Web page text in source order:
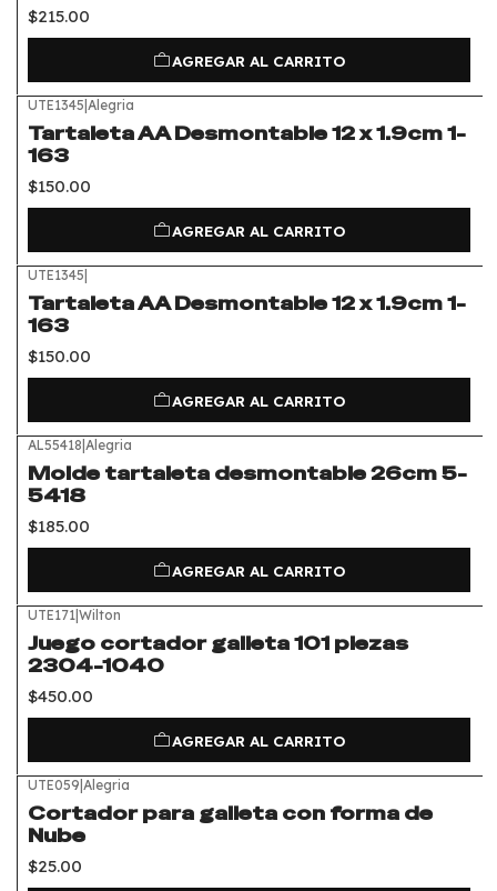
$215.00
AGREGAR AL CARRITO
UTE1345|Alegria
Tartaleta AA Desmontable 12 x 1.9cm 1-
163
$150.00
AGREGAR AL CARRITO
UTE1345|
Tartaleta AA Desmontable 12 x 1.9cm 1-
163
$150.00
AGREGAR AL CARRITO
AL55418|Alegria
Molde tartaleta desmontable 26cm 5-
5418
$185.00
AGREGAR AL CARRITO
UTE171|Wilton
Juego cortador galleta 101 piezas
2304-1040
$450.00
AGREGAR AL CARRITO
UTE059|Alegria
Cortador para galleta con forma de
Nube
$25.00